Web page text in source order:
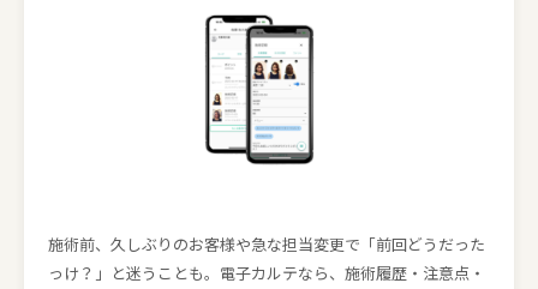
施術前、久しぶりのお客様や急な担当変更で 「前回どうだった
っけ？」と迷うことも。 電子カルテなら、施術履歴・注意点・